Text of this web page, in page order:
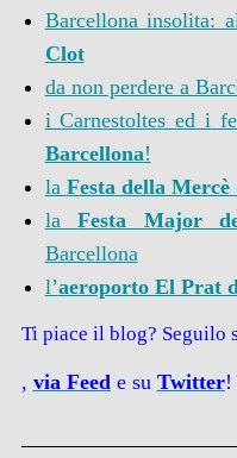
Barcellona insolita:
Clot
da non perdere a
i Carnestoltes ed i
Barcellona!
la Festa della Mercè
laFesta Major
Barcellona
l’aeroporto El Prat
Ti piace il blog? Seguilo
, via Feed e su Twitter!